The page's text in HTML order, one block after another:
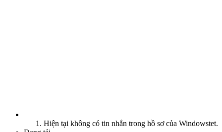
Hiện tại không có tin nhắn trong hồ sơ của Windowstet.